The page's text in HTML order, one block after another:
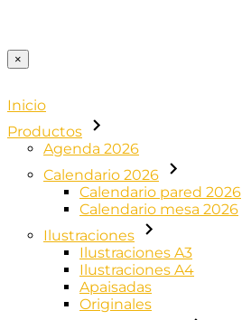
×
Inicio
Productos
Agenda 2026
Calendario 2026
Calendario pared 2026
Calendario mesa 2026
Ilustraciones
Ilustraciones A3
Ilustraciones A4
Apaisadas
Originales